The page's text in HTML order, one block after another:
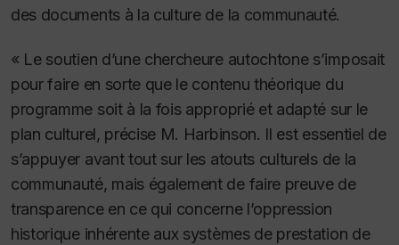
des documents à la culture de la communauté.
« Le soutien d’une chercheure autochtone s’imposait
pour faire en sorte que le contenu théorique du
programme soit à la fois approprié et adapté sur le
plan culturel, précise M. Harbinson. Il est essentiel de
s’appuyer avant tout sur les atouts culturels de la
communauté, mais également de faire preuve de
transparence en ce qui concerne l’oppression
historique inhérente aux systèmes de prestation de